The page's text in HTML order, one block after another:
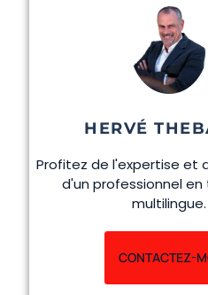
HERVÉ
Profitez de l'expertise et
d'un professionnel
multilingue.
CONTACTEZ-